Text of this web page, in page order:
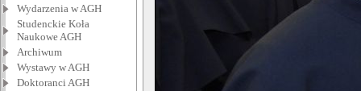
Wydarzenia w AGH
Studenckie Koła
Naukowe AGH
Archiwum
Wystawy w AGH
Doktoranci AGH